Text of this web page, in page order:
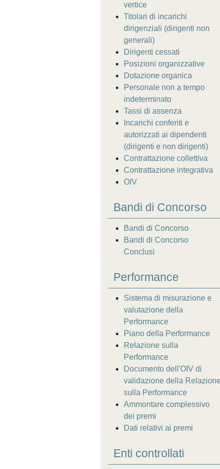
vertice
Titolari di incarichi
dirigenziali (dirigenti non
generali)
Dirigenti cessati
Posizioni organizzative
Dotazione organica
Personale non a tempo
indeterminato
Tassi di assenza
Incarichi conferiti e
autorizzati ai dipendenti
(dirigenti e non dirigenti)
Contrattazione collettiva
Contrattazione integrativa
OIV
Bandi di Concorso
Bandi di Concorso
Bandi di Concorso
Conclusi
Performance
Sistema di misurazione e
valutazione della
Performance
Piano della Performance
Relazione sulla
Performance
Documento dell'OIV di
validazione della
sulla Performance
Ammontare complessivo
dei premi
Dati relativi ai premi
Enti controllati